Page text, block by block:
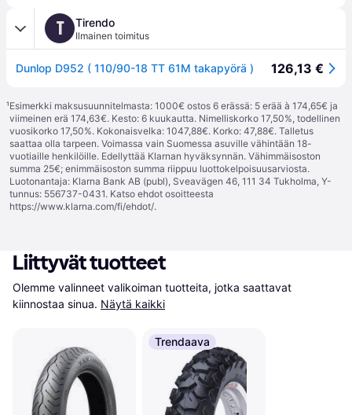
T Tirendo
Ilmainen toimitus
Dunlop D952 ( 110/90-18 TT 61M takapyörä ) 126,13 €
¹Esimerkki maksusuunnitelmasta: 1000€ ostos 6 erässä: 5 erää à 174,65€ ja
viimeinen erä 174,63€. Kesto: 6 kuukautta. Nimelliskorko 17,50%, todellinen
vuosikorko 17,50%. Kokonaisvelka: 1047,88€. Korko: 47,88€. Talletus
saattaa olla tarpeen. Voimassa vain Suomessa asuville vähintään 18-
vuotiaille henkilöille. Edellyttää Klarnan hyväksynnän. Vähimmäisoston
summa 25€; enimmäisoston summa riippuu luottokelpoisuusarviosta.
Luotonantaja: Klarna Bank AB (publ), Sveavägen 46, 111 34 Tukholma, Y-
tunnus: 556737-0431. Katso ehdot osoitteesta
https://www.klarna.com/fi/ehdot/.
Liittyvät tuotteet
Olemme valinneet valikoiman tuotteita, jotka saattavat
kiinnostaa sinua. Näytä kaikki
Trendaava